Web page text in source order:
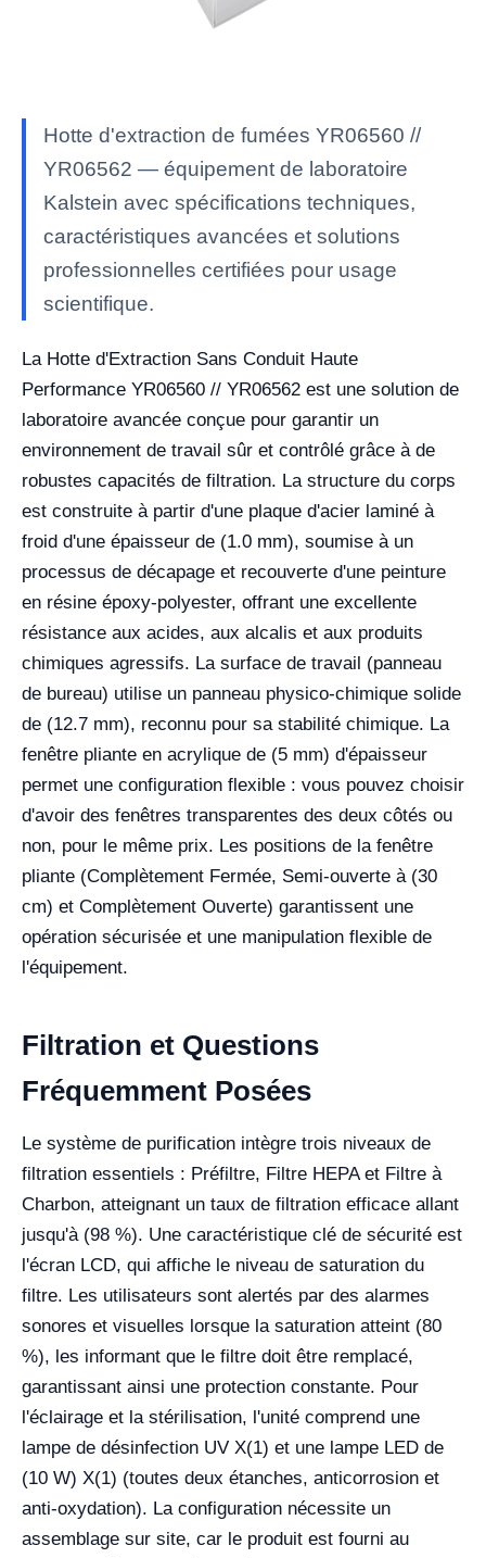
Hotte d'extraction de fumées YR06560 //
YR06562 — équipement de laboratoire
Kalstein avec spécifications techniques,
caractéristiques avancées et solutions
professionnelles certifiées pour usage
scientifique.
La Hotte d'Extraction Sans Conduit Haute
Performance YR06560 // YR06562 est une solution de
laboratoire avancée conçue pour garantir un
environnement de travail sûr et contrôlé grâce à de
robustes capacités de filtration. La structure du corps
est construite à partir d'une plaque d'acier laminé à
froid d'une épaisseur de (1.0 mm), soumise à un
processus de décapage et recouverte d'une peinture
en résine époxy-polyester, offrant une excellente
résistance aux acides, aux alcalis et aux produits
chimiques agressifs. La surface de travail (panneau
de bureau) utilise un panneau physico-chimique solide
de (12.7 mm), reconnu pour sa stabilité chimique. La
fenêtre pliante en acrylique de (5 mm) d'épaisseur
permet une configuration flexible : vous pouvez choisir
d'avoir des fenêtres transparentes des deux côtés ou
non, pour le même prix. Les positions de la fenêtre
pliante (Complètement Fermée, Semi-ouverte à (30
cm) et Complètement Ouverte) garantissent une
opération sécurisée et une manipulation flexible de
l'équipement.
Filtration et Questions
Fréquemment Posées
Le système de purification intègre trois niveaux de
filtration essentiels : Préfiltre, Filtre HEPA et Filtre à
Charbon, atteignant un taux de filtration efficace allant
jusqu'à (98 %). Une caractéristique clé de sécurité est
l'écran LCD, qui affiche le niveau de saturation du
filtre. Les utilisateurs sont alertés par des alarmes
sonores et visuelles lorsque la saturation atteint (80
%), les informant que le filtre doit être remplacé,
garantissant ainsi une protection constante. Pour
l'éclairage et la stérilisation, l'unité comprend une
lampe de désinfection UV X(1) et une lampe LED de
(10 W) X(1) (toutes deux étanches, anticorrosion et
anti-oxydation). La configuration nécessite un
assemblage sur site, car le produit est fourni au